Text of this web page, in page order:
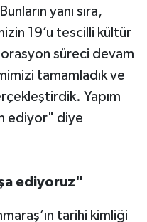
yanı sıra,
19’u tescilli kültür
süreci devam
tamamladık ve
Yapım
ediyor" diye
ediyoruz"
tarihi kimliği